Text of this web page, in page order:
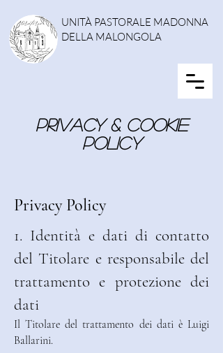
UNITÀ PASTORALE MADONNA
DELLA MALONGOLA
PRIVACY & Cookie
policy
Privacy Policy
1. Identità e dati di contatto
del Titolare e responsabile del
trattamento e protezione dei
dati
Il Titolare del trattamento dei dati è Luigi
Ballarini.